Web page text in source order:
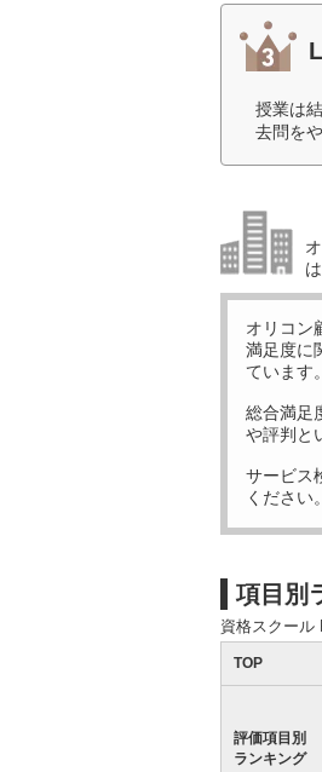
授業は
去問を
オリコン
満足度に
ています。
総合満足
や評判と
サービス
ください。
項目別
資格スクール
TOP
評価項目別
ランキング